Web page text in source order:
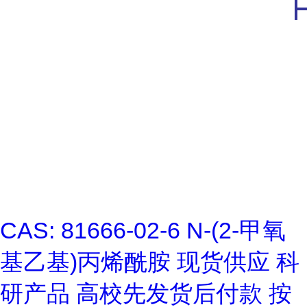
CAS: 81666-02-6 N-(2-甲氧
基乙基)丙烯酰胺 现货供应 科
研产品 高校先发货后付款 按